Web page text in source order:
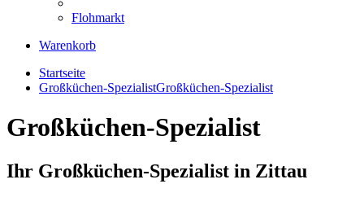
Flohmarkt
Warenkorb
Startseite
Großküchen-SpezialistGroßküchen-Spezialist
Großküchen-Spezialist
Ihr Großküchen-Spezialist in Zittau